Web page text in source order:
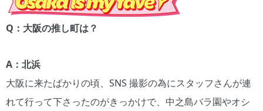
Q：大阪の推し町は？
A：北浜
大阪に来たばかりの頃、SNS 撮影の為にスタッフさんが連
れて行って下さったのがきっかけで、中之島バラ園やオシ